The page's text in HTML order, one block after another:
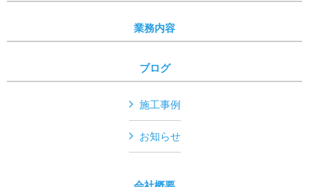
業務内容
ブログ
施工事例
お知らせ